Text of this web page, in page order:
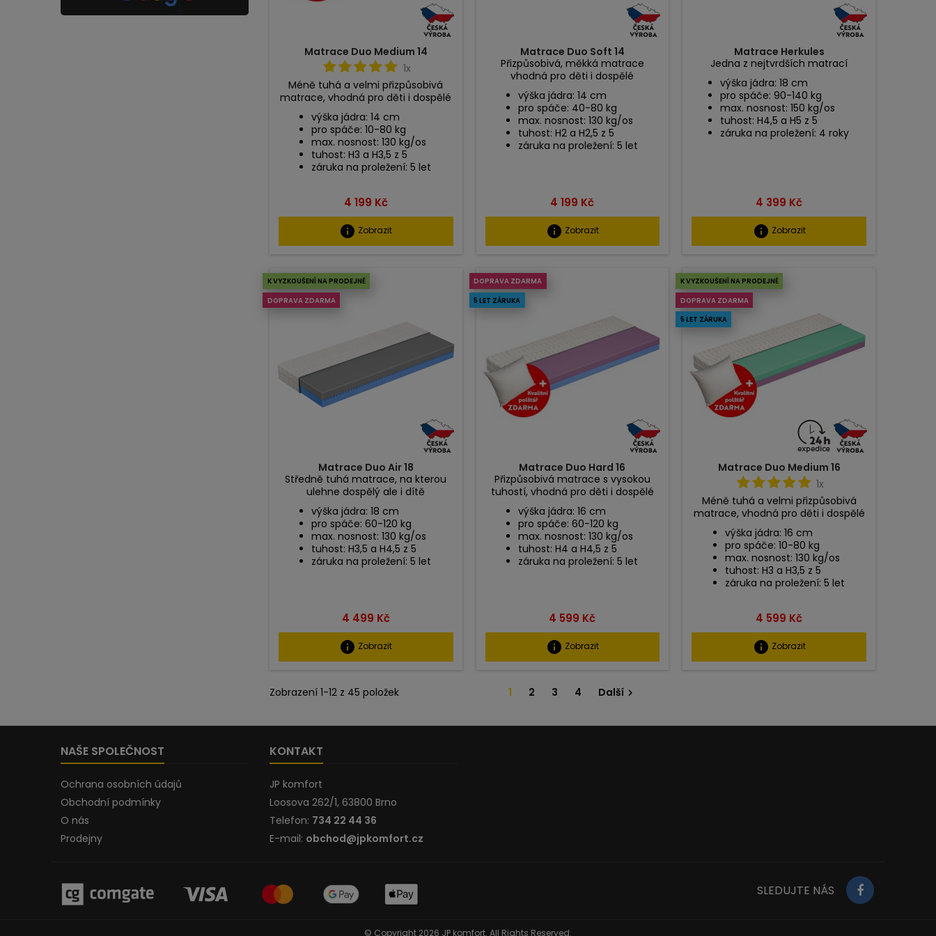
Matrace Duo Medium 14
1x
Méně tuhá a velmi přizpůsobivá
matrace, vhodná pro děti i dospělé
výška jádra: 14 cm
pro spáče: 10-80 kg
max. nosnost: 130 kg/os
tuhost: H3 a H3,5 z 5
záruka na proležení: 5 let
Cena
4 199 Kč
info Zobrazit
Matrace Duo Soft 14
Přizpůsobivá, měkká matrace
vhodná pro děti i dospělé
výška jádra: 14 cm
pro spáče: 40-80 kg
max. nosnost: 130 kg/os
tuhost: H2 a H2,5 z 5
záruka na proležení: 5 let
Cena
4 199 Kč
info Zobrazit
Matrace Herkules
Jedna z nejtvrdších matrací
výška jádra: 18 cm
pro spáče: 90-140 kg
max. nosnost: 150 kg/os
tuhost: H4,5 a H5 z 5
záruka na proležení: 4 roky
Cena
4 399 Kč
info Zobrazit
K VYZKOUŠENÍ NA PRODEJNĚ
DOPRAVA ZDARMA
Matrace Duo Air 18
Středně tuhá matrace, na kterou
ulehne dospělý ale i dítě
výška jádra: 18 cm
pro spáče: 60-120 kg
max. nosnost: 130 kg/os
tuhost: H3,5 a H4,5 z 5
záruka na proležení: 5 let
Cena
4 499 Kč
info Zobrazit
DOPRAVA ZDARMA
5 LET ZÁRUKA
Matrace Duo Hard 16
Přizpůsobivá matrace s vysokou
tuhostí, vhodná pro děti i dospělé
výška jádra: 16 cm
pro spáče: 60-120 kg
max. nosnost: 130 kg/os
tuhost: H4 a H4,5 z 5
záruka na proležení: 5 let
Cena
4 599 Kč
info Zobrazit
K VYZKOUŠENÍ NA PRODEJNĚ
DOPRAVA ZDARMA
5 LET ZÁRUKA
Matrace Duo Medium 16
1x
Méně tuhá a velmi přizpůsobivá
matrace, vhodná pro děti i dospělé
výška jádra: 16 cm
pro spáče: 10-80 kg
max. nosnost: 130 kg/os
tuhost: H3 a H3,5 z 5
záruka na proležení: 5 let
Cena
4 599 Kč
info Zobrazit
Zobrazení 1-12 z 45 položek 1 2 3 4 Další 
NAŠE SPOLEČNOST
Ochrana osobních údajů
Obchodní podmínky
O nás
Prodejny
KONTAKT
JP komfort
Loosova 262/1, 63800 Brno
Telefon: 734 22 44 36
E-mail: obchod@jpkomfort.cz
SLEDUJTE NÁS
© Copyright 2026 JP komfort. All Rights Reserved.